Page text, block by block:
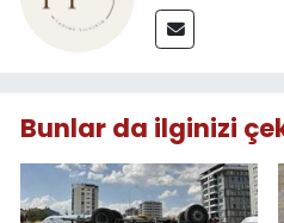
Bunlar da ilginizi